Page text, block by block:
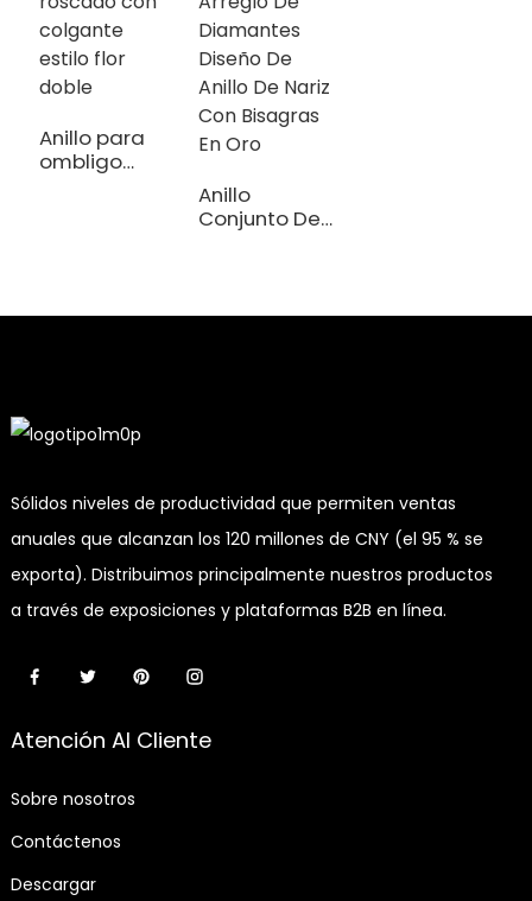
Anillo para
ombligo
Anillo
Conjunto De
Anillo De
Sólidos niveles de productividad que permiten ventas
anuales que alcanzan los 120 millones de CNY (el 95 % se
exporta). Distribuimos principalmente nuestros productos
a través de exposiciones y plataformas B2B en línea.
Atención Al Cliente
Sobre nosotros
Contáctenos
Descargar